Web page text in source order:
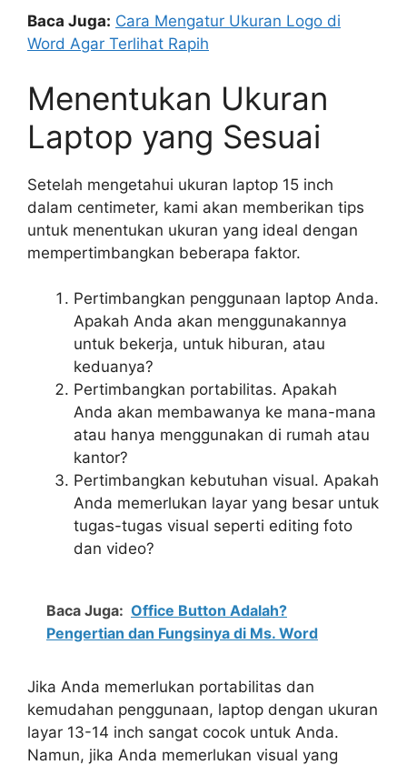
Baca Juga: Cara Mengatur Ukuran Logo di
Word Agar Terlihat Rapih
Menentukan Ukuran
Laptop yang Sesuai
Setelah mengetahui ukuran laptop 15 inch
dalam centimeter, kami akan memberikan tips
untuk menentukan ukuran yang ideal dengan
mempertimbangkan beberapa faktor.
Pertimbangkan penggunaan laptop Anda.
Apakah Anda akan menggunakannya
untuk bekerja, untuk hiburan, atau
keduanya?
Pertimbangkan portabilitas. Apakah
Anda akan membawanya ke mana-mana
atau hanya menggunakan di rumah atau
kantor?
Pertimbangkan kebutuhan visual. Apakah
Anda memerlukan layar yang besar untuk
tugas-tugas visual seperti editing foto
dan video?
Baca Juga: Office Button Adalah?
Pengertian dan Fungsinya di Ms. Word
Jika Anda memerlukan portabilitas dan
kemudahan penggunaan, laptop dengan ukuran
layar 13-14 inch sangat cocok untuk Anda.
Namun, jika Anda memerlukan visual yang